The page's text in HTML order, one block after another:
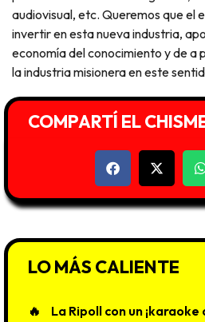
audiovisual, etc. Queremos que el
invertir en esta nueva industria,
economía del conocimiento y de a
la industria misionera en este
COMPARTÍ EL
LO MÁS CALIENTE
La Ripoll con un ¡karaoke